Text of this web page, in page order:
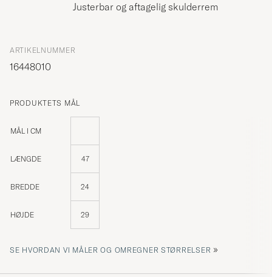
Justerbar og aftagelig skulderrem
ARTIKELNUMMER
16448010
PRODUKTETS MÅL
MÅL I CM
LÆNGDE 47
BREDDE 24
HØJDE 29
SE HVORDAN VI MÅLER OG OMREGNER STØRRELSER »